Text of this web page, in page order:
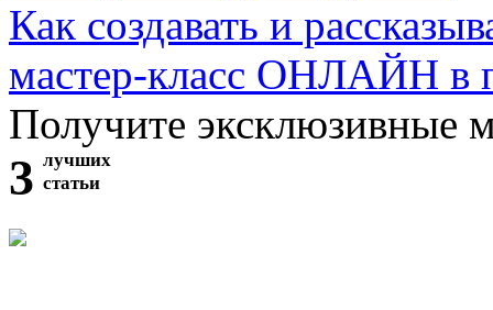
Как создавать и
мастер-класс ОНЛАЙН в
Получите эксклюзивные
3 лучших
статьи